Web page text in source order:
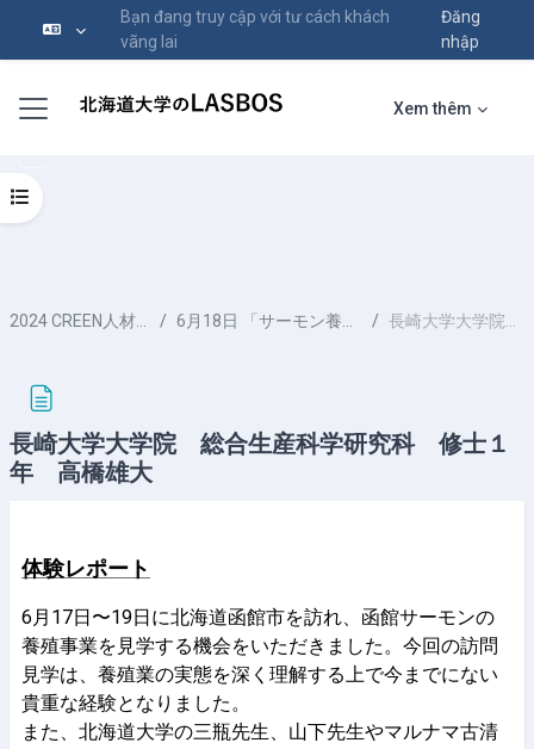
Bạn đang truy cập với tư cách khách
vãng lai
Đăng
nhập
Bảng điều khiển cạnh Xem thêm
2024 CREEN人材育成カリキュラム スポット参加レポート 6月18日 「サーモン養殖生け簀見学研修1・収穫期」、「サーモン加工工場見学」 長崎大学大学院 総合生産科学研究科 修士１年 高橋雄大
長崎大学大学院 総合生産科学研究科 修士１
年 高橋雄大
Mở chỉ số ngăn của khóa học
体験レポート
6月17日〜19日に北海道函館市を訪れ、函館サーモンの
養殖事業を見学する機会をいただきました。今回の訪問
見学は、養殖業の実態を深く理解する上で今までにない
貴重な経験となりました。
また、北海道大学の三瓶先生、山下先生やマルナマ古清